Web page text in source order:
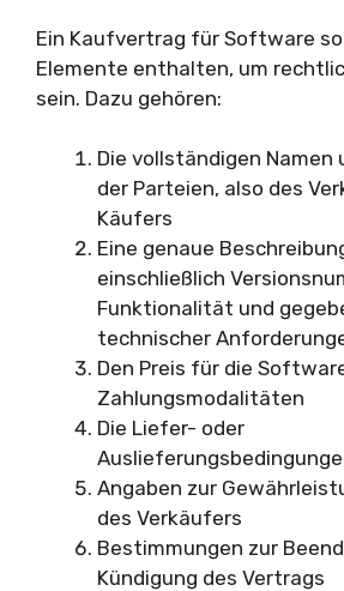
Ein Kaufvertrag für Software
Elemente enthalten, um
sein. Dazu gehören:
Die vollständigen Namen
der Parteien, also des
Käufers
Eine genaue
einschließlich
Funktionalität und
technischer
Den Preis für die
Zahlungsmodalitäten
Die Liefer- oder
Angaben zur
des Verkäufers
Bestimmungen zur
Kündigung des Vertrags